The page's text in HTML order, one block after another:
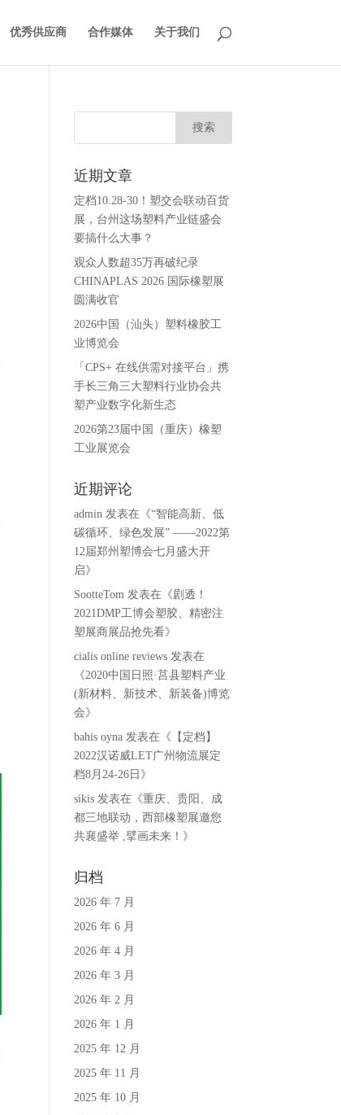
优秀供应商 合作媒体 关于我们
近期文章
定档10.28-30！塑交会联动百货
展，台州这场塑料产业链盛会
要搞什么大事？
观众人数超35万再破纪录
CHINAPLAS 2026 国际橡塑展
圆满收官
2026中国（汕头）塑料橡胶工
业博览会
「CPS+ 在线供需对接平台」携
手长三角三大塑料行业协会共
塑产业数字化新生态
2026第23届中国（重庆）橡塑
工业展览会
近期评论
admin 发表在《“智能高新、低
碳循环、绿色发展” ——2022第
12届郑州塑博会七月盛大开
启》
SootteTom 发表在《剧透！
2021DMP工博会塑胶、精密注
塑展商展品抢先看》
cialis online reviews 发表在
《2020中国日照·莒县塑料产业
(新材料、新技术、新装备)博览
会》
bahis oyna 发表在《 【定档】
2022汉诺威LET广州物流展定
档8月24-26日 》
sikis 发表在《重庆、贵阳、成
都三地联动，西部橡塑展邀您
共襄盛举 ,擘画未来！ 》
归档
2026 年 7 月
2026 年 6 月
2026 年 4 月
2026 年 3 月
2026 年 2 月
2026 年 1 月
2025 年 12 月
2025 年 11 月
2025 年 10 月